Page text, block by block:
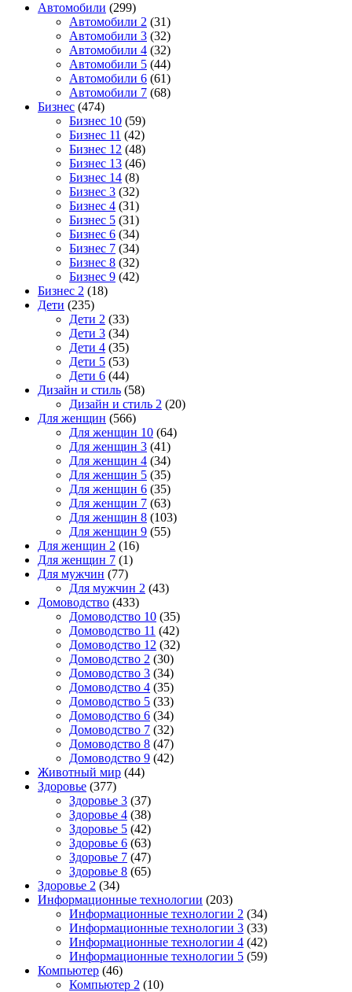
Автомобили (299)
Автомобили 2 (31)
Автомобили 3 (32)
Автомобили 4 (32)
Автомобили 5 (44)
Автомобили 6 (61)
Автомобили 7 (68)
Бизнес (474)
Бизнес 10 (59)
Бизнес 11 (42)
Бизнес 12 (48)
Бизнес 13 (46)
Бизнес 14 (8)
Бизнес 3 (32)
Бизнес 4 (31)
Бизнес 5 (31)
Бизнес 6 (34)
Бизнес 7 (34)
Бизнес 8 (32)
Бизнес 9 (42)
Бизнес 2 (18)
Дети (235)
Дети 2 (33)
Дети 3 (34)
Дети 4 (35)
Дети 5 (53)
Дети 6 (44)
Дизайн и стиль (58)
Дизайн и стиль 2 (20)
Для женщин (566)
Для женщин 10 (64)
Для женщин 3 (41)
Для женщин 4 (34)
Для женщин 5 (35)
Для женщин 6 (35)
Для женщин 7 (63)
Для женщин 8 (103)
Для женщин 9 (55)
Для женщин 2 (16)
Для женщин 7 (1)
Для мужчин (77)
Для мужчин 2 (43)
Домоводство (433)
Домоводство 10 (35)
Домоводство 11 (42)
Домоводство 12 (32)
Домоводство 2 (30)
Домоводство 3 (34)
Домоводство 4 (35)
Домоводство 5 (33)
Домоводство 6 (34)
Домоводство 7 (32)
Домоводство 8 (47)
Домоводство 9 (42)
Животный мир (44)
Здоровье (377)
Здоровье 3 (37)
Здоровье 4 (38)
Здоровье 5 (42)
Здоровье 6 (63)
Здоровье 7 (47)
Здоровье 8 (65)
Здоровье 2 (34)
Информационные технологии (203)
Информационные технологии 2 (34)
Информационные технологии 3 (33)
Информационные технологии 4 (42)
Информационные технологии 5 (59)
Компьютер (46)
Компьютер 2 (10)